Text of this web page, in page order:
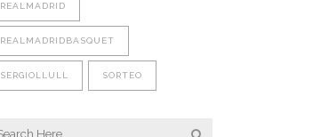
REALMADRID
REALMADRIDBASQUET
SERGIOLLULL SORTEO